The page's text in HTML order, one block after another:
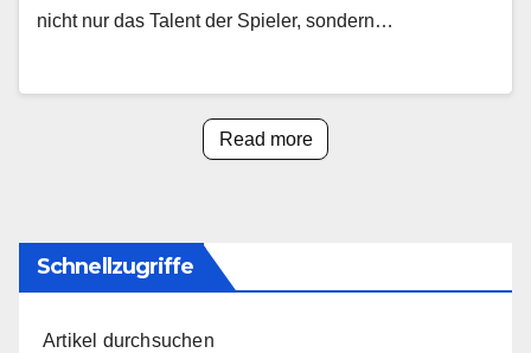
nicht nur das Talent der Spieler, sondern…
Read more
Schnellzugriffe
Artikel durchsuchen